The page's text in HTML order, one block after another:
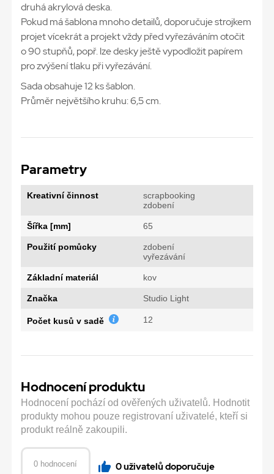
druhá akrylová deska.
Pokud má šablona mnoho detailů, doporučuje strojkem
projet vícekrát a projekt vždy před vyřezáváním otočit
o 90 stupňů, popř. lze desky ještě vypodložit papírem
pro zvýšení tlaku při vyřezávání.
Sada obsahuje 12 ks šablon.
Průměr největšího kruhu: 6,5 cm.
Parametry
Kreativní činnost
scrapbooking
zdobení
Šířka [mm] 65
Použití pomůcky
zdobení
vyřezávání
Základní materiál kov
Značka Studio Light
Počet kusů v sadě 12
Hodnocení produktu
Hodnocení pochází od ověřených uživatelů. Hodnotit
produkty mohou pouze registrovaní uživatelé, kteří si
produkt reálně zakoupili.
0 hodnocení 0 uživatelů doporučuje